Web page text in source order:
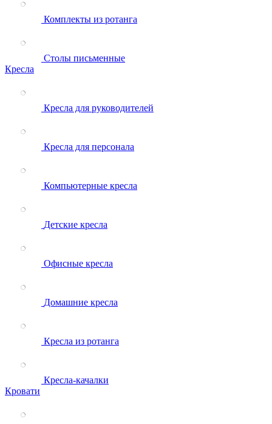
Комплекты из ротанга
Столы письменные
Кресла
Кресла для руководителей
Кресла для персонала
Компьютерные кресла
Детские кресла
Офисные кресла
Домашние кресла
Кресла из ротанга
Кресла-качалки
Кровати